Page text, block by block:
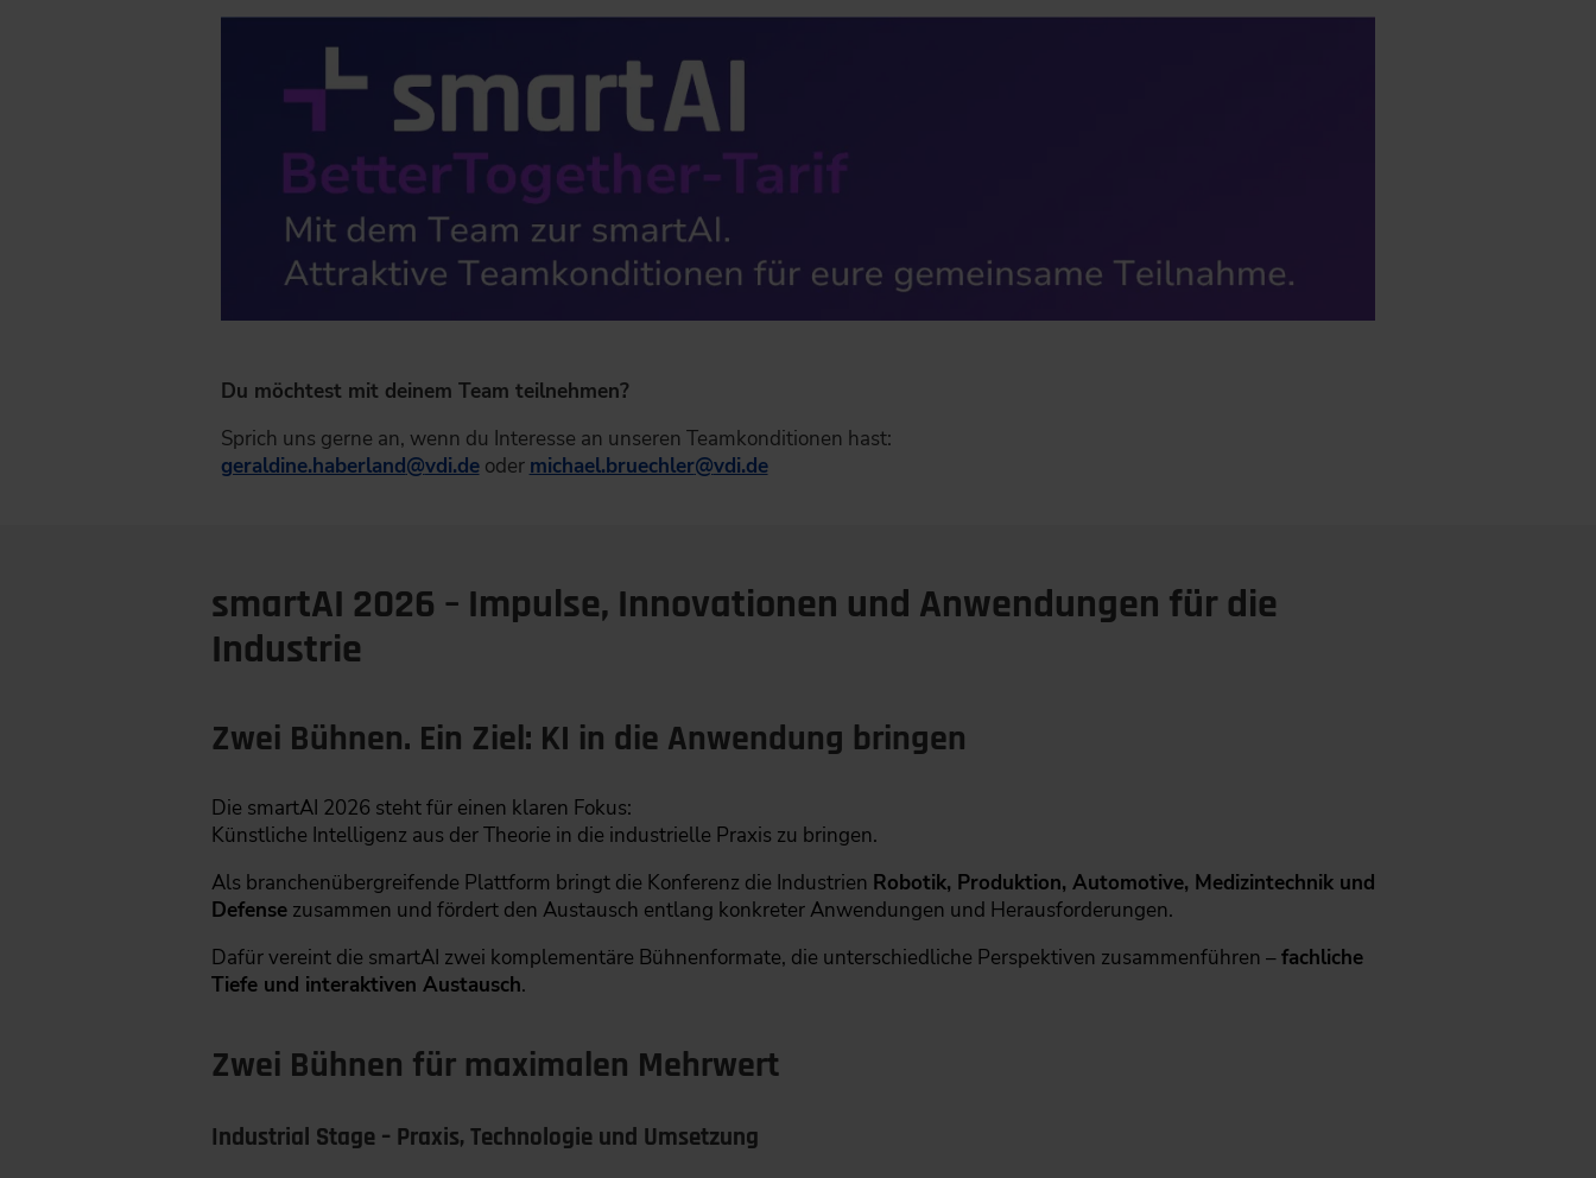
Du möchtest mit deinem Team teilnehmen?
Sprich uns gerne an, wenn du Interesse an unseren Teamkonditionen hast:
geraldine.haberland@vdi.deoder michael.bruechler@vdi.de
smartAI 2026 – Impulse, Innovationen und Anwendungen für die
Industrie
Zwei Bühnen. Ein Ziel: KI in die Anwendung bringen
Die smartAI 2026 steht für einen klaren Fokus:
Künstliche Intelligenz aus der Theorie in die industrielle Praxis zu bringen.
Als branchenübergreifende Plattform bringt die Konferenz die Industrien Robotik, Produktion, Automotive, Medizintechnik und
Defense zusammen und fördert den Austausch entlang konkreter Anwendungen und Herausforderungen.
Dafür vereint die smartAI zwei komplementäre Bühnenformate, die unterschiedliche Perspektiven zusammenführen –fachliche
Tiefe und interaktiven Austausch.
Zwei Bühnen für maximalen Mehrwert
Industrial Stage – Praxis, Technologie und Umsetzung